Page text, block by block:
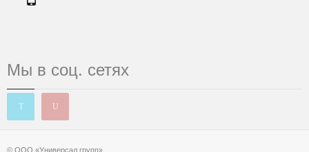
Мы в соц. сетях
© ООО «Универсал групп»,